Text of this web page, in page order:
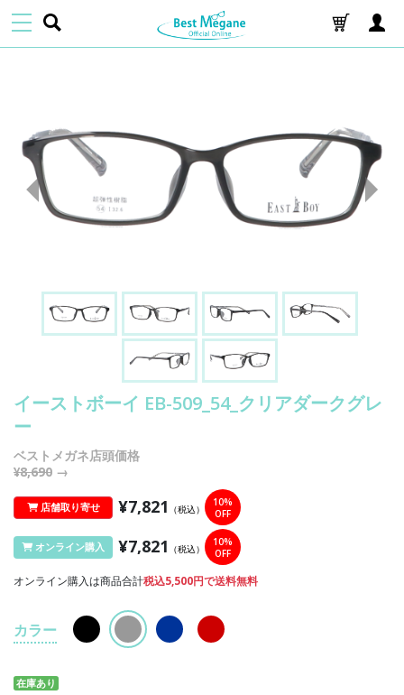
イーストボーイ EB-509_54_クリアダークグレ
ー
ベストメガネ店頭価格
¥8,690 →
店舗取り寄せ ¥7,821 （税込）
10%
OFF
オンライン購入 ¥7,821 （税込）
10%
OFF
オンライン購入は商品合計税込5,500円で送料無料
カラー
在庫あり